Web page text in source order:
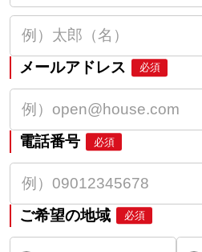
メールアドレス 必須
電話番号 必須
ご希望の地域 必須